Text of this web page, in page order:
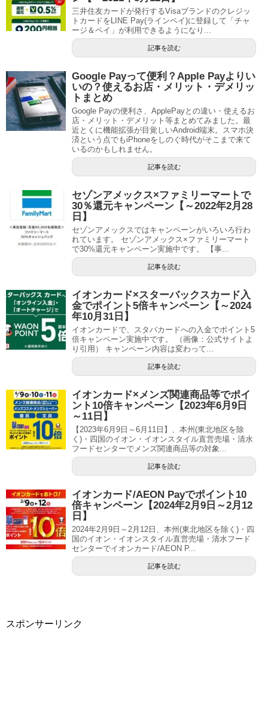
三井住友カードが発行するVisaブランドのクレジッ
トカードをLINE Pay(ラインペイ)に登録して「チャ
ージ＆ペイ」が利用できるようになり...
記事を読む
Google Payって便利？Apple Payよりい
いの？使えるお店・メリット・デメリッ
トまとめ
Google Payの便利さ、ApplePayとの違い・使えるお
店・メリット・デメリット等まとめてみました。最
近とくに機能拡張が目覚しいAndroid端末。スマホ決
済という点でもiPhoneをしのぐ時代がそこまで来て
いるのかもしれません。
記事を読む
セゾンアメックス×ファミリーマートで
30％還元キャンペーン【～2022年2月28
日】
セゾンアメックスではキャンペーンがいろいろ行わ
れています。 セゾンアメックス×ファミリーマート
で30%還元キャンペーン実施中です。 【事...
記事を読む
イオンカード×スターバックスカード入
金でポイント5倍キャンペーン【～2024
年10月31日】
イオンカードで、スタバカードへの入金でポイント5
倍キャンペーン実施中です。 （画像：公式サイトよ
り引用） キャンペーン内容は変わって...
記事を読む
イオンカード×メンズ関連商品等でポイ
ント10倍キャンペーン【2023年6月9日
～11日】
【2023年6月9日～6月11日】、本州(東北地区を除
く)・四国のイオン・イオンスタイル直営売場・清水
フードセンターでメンズ関連商品等の対象...
記事を読む
イオンカード/AEON Payでポイント10
倍キャンペーン【2024年2月9日～2月12
日】
2024年2月9日～2月12日、本州(東北地区を除く)・四
国のイオン・イオンスタイル直営売場・清水フード
センターでイオンカード/AEON P...
記事を読む
スポンサーリンク